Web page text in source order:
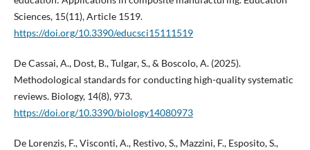
Sciences, 15(11), Article 1519.
https://doi.org/10.3390/educsci15111519
De Cassai, A., Dost, B., Tulgar, S., & Boscolo, A. (2025).
Methodological standards for conducting high-quality systematic
reviews. Biology, 14(8), 973.
https://doi.org/10.3390/biology14080973
De Lorenzis, F., Visconti, A., Restivo, S., Mazzini, F., Esposito, S.,